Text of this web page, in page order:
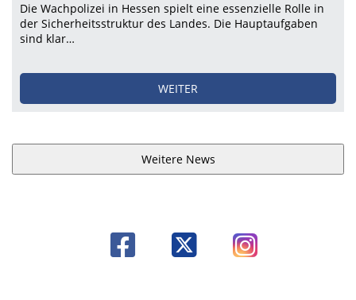
Die Wachpolizei in Hessen spielt eine essenzielle Rolle in
der Sicherheitsstruktur des Landes. Die Hauptaufgaben
sind klar…
WEITER
Weitere News